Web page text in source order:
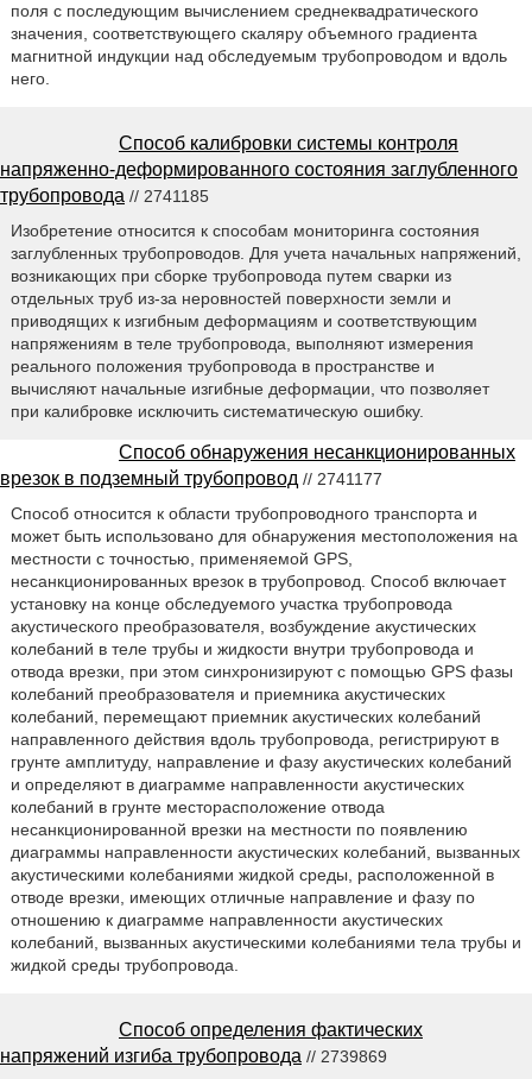
поля с последующим вычислением среднеквадратического
значения, соответствующего скаляру объемного градиента
магнитной индукции над обследуемым трубопроводом и вдоль
него.
Способ калибровки системы контроля
напряженно-деформированного состояния заглубленного
трубопровода // 2741185
Изобретение относится к способам мониторинга состояния
заглубленных трубопроводов. Для учета начальных напряжений,
возникающих при сборке трубопровода путем сварки из
отдельных труб из-за неровностей поверхности земли и
приводящих к изгибным деформациям и соответствующим
напряжениям в теле трубопровода, выполняют измерения
реального положения трубопровода в пространстве и
вычисляют начальные изгибные деформации, что позволяет
при калибровке исключить систематическую ошибку.
Способ обнаружения несанкционированных
врезок в подземный трубопровод // 2741177
Способ относится к области трубопроводного транспорта и
может быть использовано для обнаружения местоположения на
местности с точностью, применяемой GPS,
несанкционированных врезок в трубопровод. Способ включает
установку на конце обследуемого участка трубопровода
акустического преобразователя, возбуждение акустических
колебаний в теле трубы и жидкости внутри трубопровода и
отвода врезки, при этом синхронизируют с помощью GPS фазы
колебаний преобразователя и приемника акустических
колебаний, перемещают приемник акустических колебаний
направленного действия вдоль трубопровода, регистрируют в
грунте амплитуду, направление и фазу акустических колебаний
и определяют в диаграмме направленности акустических
колебаний в грунте месторасположение отвода
несанкционированной врезки на местности по появлению
диаграммы направленности акустических колебаний, вызванных
акустическими колебаниями жидкой среды, расположенной в
отводе врезки, имеющих отличные направление и фазу по
отношению к диаграмме направленности акустических
колебаний, вызванных акустическими колебаниями тела трубы и
жидкой среды трубопровода.
Способ определения фактических
напряжений изгиба трубопровода // 2739869